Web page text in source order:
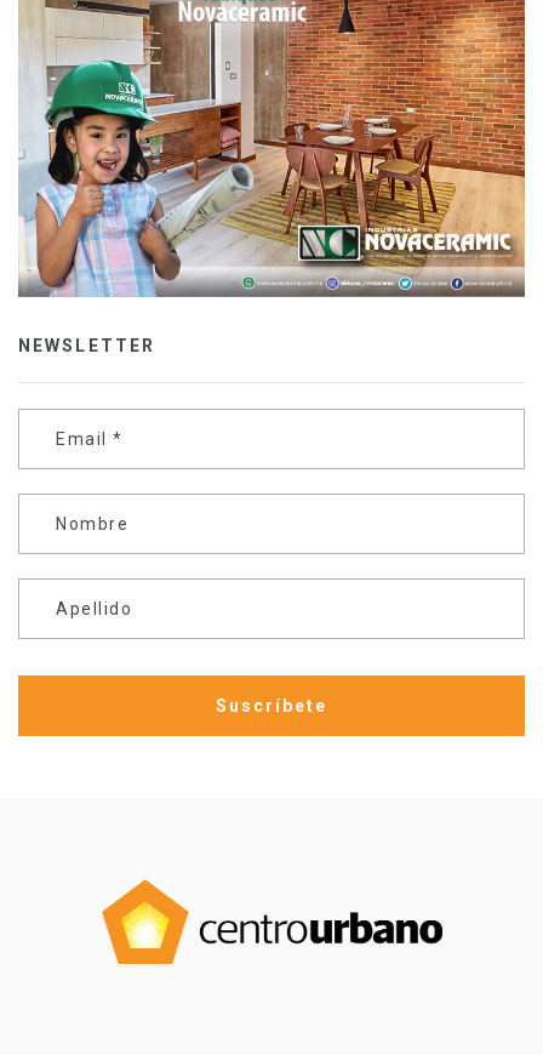
NEWSLETTER
Email *
Nombre
Apellido